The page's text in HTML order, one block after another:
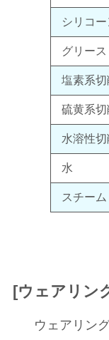
シリコ
グリース
塩素系切
硫黄系切
水溶性切
水
スチーム
[ウェアリン
ウェアリン